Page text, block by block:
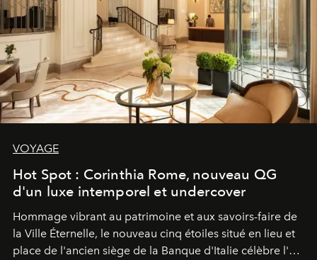
VOYAGE
Hot Spot : Corinthia Rome, nouveau QG
d'un luxe intemporel et undercover
Hommage vibrant au patrimoine et aux savoirs-faire de
la Ville Éternelle, le nouveau cinq étoiles situé en lieu et
place de l'ancien siège de la Banque d'Italie célèbre l'art